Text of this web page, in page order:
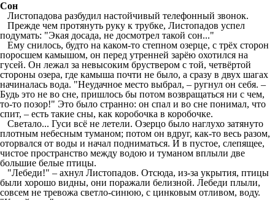
Сон
Листопадова разбудил настойчивый телефонный звонок.
Прежде чем протянуть руку к трубке, Листопадов успел
подумать: "Экая досада, не досмотрел такой сон..."
Ему снилось, будто на каком-то степном озерце, с трёх сторон
поросшем камышом, он перед утренней зарёю охотился на
гусей. Он лежал за невысоким бруствером с той, четвёртой
стороны озера, где камыша почти не было, а сразу в двух шагах
начиналась вода. "Неудачное место выбрал, – ругнул он себя. –
Будь это не во сне, пришлось бы потом возвращаться ни с чем,
то-то позор!" Это было странно: он спал и во сне понимал, что
спит, – есть такие сны, как коробочка в коробочке.
Светало... Гуси всё не летели. Озерцо было наглухо затянуто
плотным небесным туманом; потом он вдруг, как-то весь разом,
оторвался от воды и начал подниматься. И в пустое, слепящее,
чистое пространство между водою и туманом вплыли две
большие белые птицы.
"Лебеди!" – ахнул Листопадов. Отсюда, из-за укрытия, птицы
были хорошо видны, они поражали белизной. Лебеди плыли,
совсем не тревожа светло-синюю, с цинковым отливом, воду.